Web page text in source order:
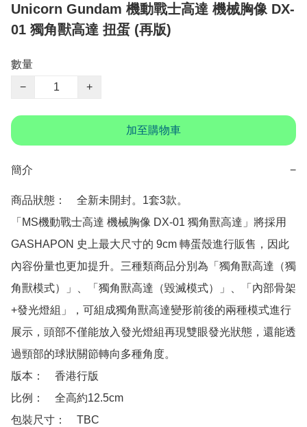
Unicorn Gundam 機動戰士高達 機械胸像 DX-
01 獨角獸高達 扭蛋 (再版)
數量
−
+
加至購物車
簡介 −
商品狀態：　全新未開封。1套3款。
「MS機動戰士高達 機械胸像 DX-01 獨角獸高達」將採用
GASHAPON 史上最大尺寸的 9cm 轉蛋殼進行販售，因此
內容份量也更加提升。三種類商品分別為「獨角獸高達（獨
角獸模式）」、「獨角獸高達（毀滅模式）」、「內部骨架
+發光燈組」，可組成獨角獸高達變形前後的兩種模式進行
展示，頭部不僅能放入發光燈組再現雙眼發光狀態，還能透
過頸部的球狀關節轉向多種角度。
版本：　香港行版
比例：　全高約12.5cm
包裝尺寸：　TBC